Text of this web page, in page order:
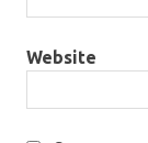
Website